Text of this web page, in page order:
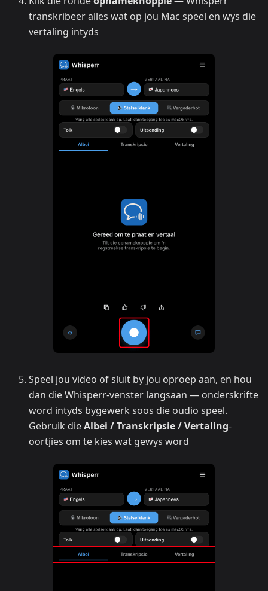
transkribeer alles wat op jou Mac speel en wys die
vertaling intyds
Speel jou video of sluit by jou oproep aan, en hou
dan die Whisperr-venster langsaan — onderskrifte
word intyds bygewerk soos die oudio speel.
Gebruik dieAlbei / Transkripsie / Vertaling-
oortjies om te kies wat gewys word